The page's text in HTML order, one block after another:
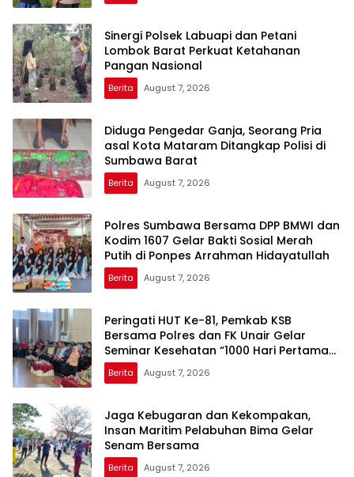
Sinergi Polsek Labuapi dan Petani
Lombok Barat Perkuat Ketahanan
Pangan Nasional
Berita August 7, 2026
Diduga Pengedar Ganja, Seorang Pria
asal Kota Mataram Ditangkap Polisi di
Sumbawa Barat
Berita August 7, 2026
Polres Sumbawa Bersama DPP BMWI dan
Kodim 1607 Gelar Bakti Sosial Merah
Putih di Ponpes Arrahman Hidayatullah
Berita August 7, 2026
Peringati HUT Ke-81, Pemkab KSB
Bersama Polres dan FK Unair Gelar
Seminar Kesehatan “1000 Hari Pertama
Kehidupan”
Berita August 7, 2026
Jaga Kebugaran dan Kekompakan,
Insan Maritim Pelabuhan Bima Gelar
Senam Bersama
Berita August 7, 2026